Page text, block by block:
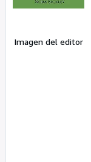
Imagen del editor